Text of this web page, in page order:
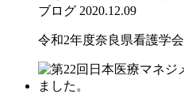
ブログ 2020.12.09
令和2年度奈良県看護学会